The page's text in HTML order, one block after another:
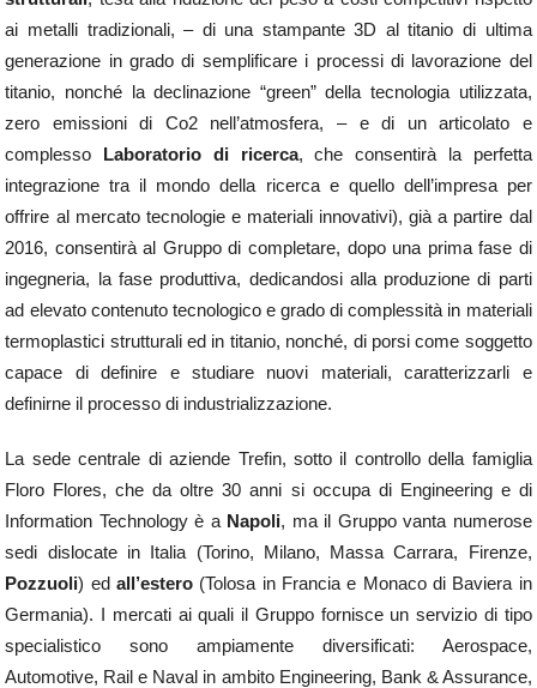
ai metalli tradizionali, – di una stampante 3D al titanio di ultima
generazione in grado di semplificare i processi di lavorazione del
titanio, nonché la declinazione “green” della tecnologia utilizzata,
zero emissioni di Co2 nell’atmosfera, – e di un articolato e
complesso Laboratorio di ricerca, che consentirà la perfetta
integrazione tra il mondo della ricerca e quello dell’impresa per
offrire al mercato tecnologie e materiali innovativi), già a partire dal
2016, consentirà al Gruppo di completare, dopo una prima fase di
ingegneria, la fase produttiva, dedicandosi alla produzione di parti
ad elevato contenuto tecnologico e grado di complessità in materiali
termoplastici strutturali ed in titanio, nonché, di porsi come soggetto
capace di definire e studiare nuovi materiali, caratterizzarli e
definirne il processo di industrializzazione.
La sede centrale di aziende Trefin, sotto il controllo della famiglia
Floro Flores, che da oltre 30 anni si occupa di Engineering e di
Information Technology è a Napoli, ma il Gruppo vanta numerose
sedi dislocate in Italia (Torino, Milano, Massa Carrara, Firenze,
Pozzuoli) edall’estero (Tolosa in Francia e Monaco di Baviera in
Germania). I mercati ai quali il Gruppo fornisce un servizio di tipo
specialistico sono ampiamente diversificati: Aerospace,
Automotive, Rail e Naval in ambito Engineering, Bank & Assurance,